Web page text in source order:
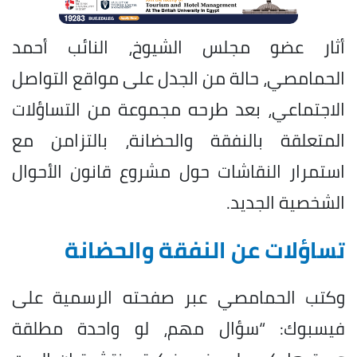
أثار عضو مجلس الشيوخ، النائب أحمد
الحمامصي، حالة من الجدل على مواقع التواصل
الاجتماعي، بعد طرحه مجموعة من التساؤلات
المتعلقة بالنفقة والحضانة، بالتزامن مع
استمرار النقاشات حول مشروع قانون الأحوال
الشخصية الجديد.
تساؤلات عن النفقة والحضانة
وكتب الحمامصي عبر صفحته الرسمية على
فيسبوك: “سؤال مهم، لو واحدة مطلقة